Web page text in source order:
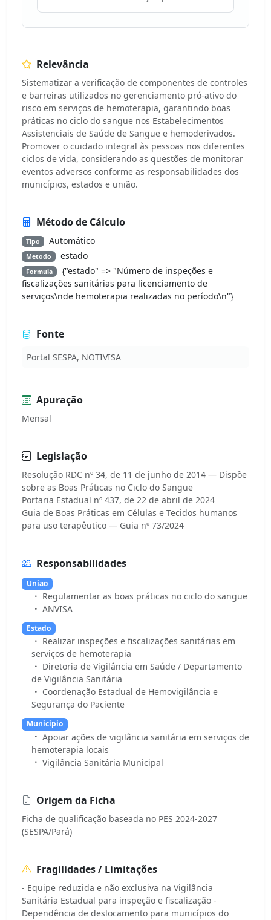
Relevância
Sistematizar a verificação de componentes de controles
e barreiras utilizados no gerenciamento pró-ativo do
risco em serviços de hemoterapia, garantindo boas
práticas no ciclo do sangue nos Estabelecimentos
Assistenciais de Saúde de Sangue e hemoderivados.
Promover o cuidado integral às pessoas nos diferentes
ciclos de vida, considerando as questões de monitorar
eventos adversos conforme as responsabilidades dos
municípios, estados e união.
Método de Cálculo
Tipo Automático
Metodo estado
Formula
{"estado" => "Número de inspeções e
fiscalizações sanitárias para licenciamento de
serviços\nde hemoterapia realizadas no período\n"}
Fonte
Portal SESPA, NOTIVISA
Apuração
Mensal
Legislação
Resolução RDC nº 34, de 11 de junho de 2014 — Dispõe
sobre as Boas Práticas no Ciclo do Sangue
Portaria Estadual nº 437, de 22 de abril de 2024
Guia de Boas Práticas em Células e Tecidos humanos
Responsabilidades
Uniao
Regulamentar as boas práticas no ciclo do sangue
ANVISA
Estado
Realizar inspeções e fiscalizações sanitárias em
serviços de hemoterapia
Diretoria de Vigilância em Saúde / Departamento
de Vigilância Sanitária
Coordenação Estadual de Hemovigilância e
Segurança do Paciente
Municipio
Apoiar ações de vigilância sanitária em serviços de
hemoterapia locais
Vigilância Sanitária Municipal
Origem da Ficha
Ficha de qualificação baseada no PES 2024-2027
(SESPA/Pará)
Fragilidades / Limitações
- Equipe reduzida e não exclusiva na Vigilância
Sanitária Estadual para inspeção e fiscalização -
Dependência de deslocamento para municípios do